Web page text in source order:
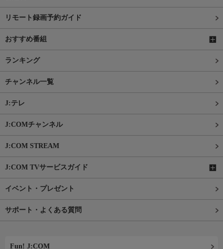
リモート録画予約ガイド
おすすめ番組
ランキング
チャンネル一覧
J:テレ
J:COMチャンネル
J:COM STREAM
J:COM TVサービスガイド
イベント・プレゼント
サポート・よくある質問
Fun! J:COM